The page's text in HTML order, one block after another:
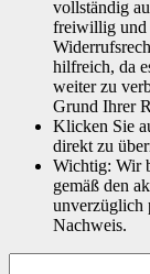
vollständig
freiwillig und
hilfreich, da
weiter zu
Grund Ihrer
Klicken Sie
direkt zu
Wichtig: Wir
gemäß den
unverzüglich
Nachweis.